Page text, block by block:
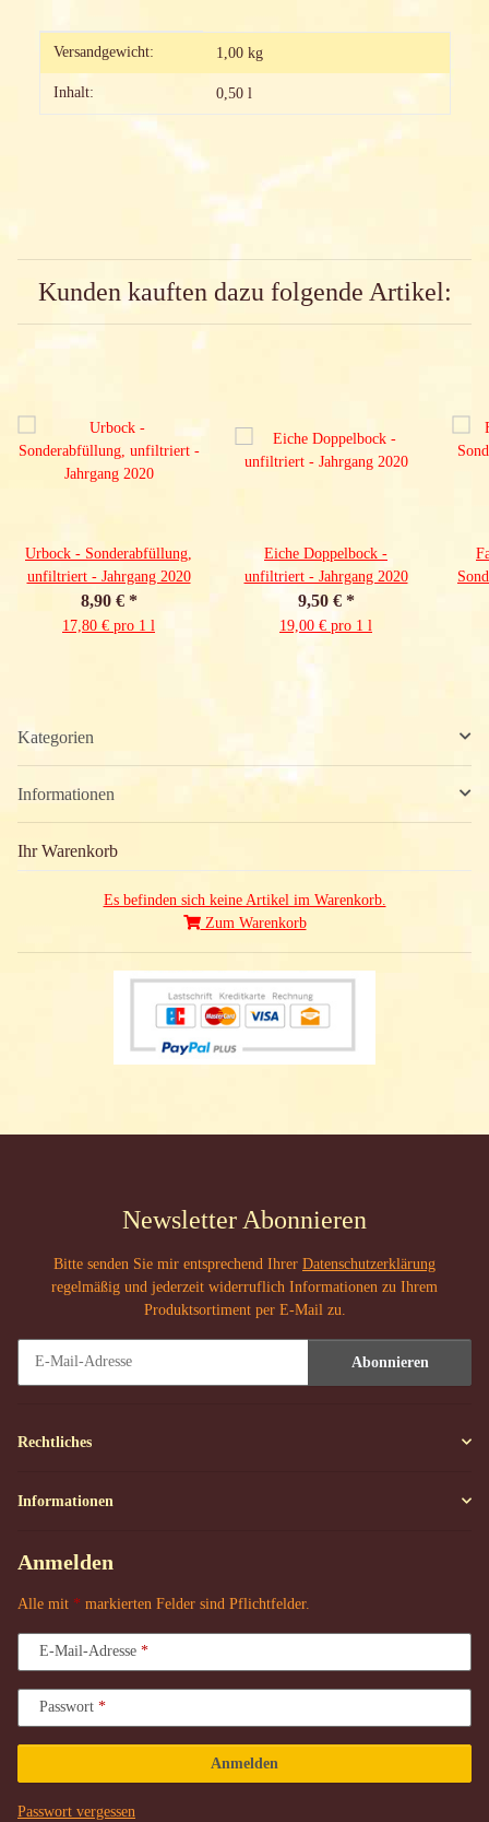
Produkteigenschaft
Wert
Versandgewicht: 1,00 kg
Inhalt: 0,50 l
Kunden kauften dazu folgende Artikel:
Urbock - Sonderabfüllung,
unfiltriert - Jahrgang 2020
8,90 € *
17,80 € pro 1 l
Eiche Doppelbock -
unfiltriert - Jahrgang 2020
9,50 € *
19,00 € pro 1 l
Kategorien
Informationen
Ihr Warenkorb
Es befinden sich keine Artikel im Warenkorb.
Zum Warenkorb
Newsletter Abonnieren
Bitte senden Sie mir entsprechend Ihrer Datenschutzerklärung
regelmäßig und jederzeit widerruflich Informationen zu Ihrem
Produktsortiment per E-Mail zu.
Abonnieren
Rechtliches
Informationen
Anmelden
Alle mit * markierten Felder sind Pflichtfelder.
E-Mail-Adresse
Passwort
Anmelden
Passwort vergessen